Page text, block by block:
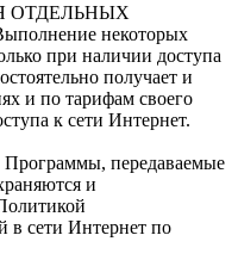
ОТДЕЛЬНЫХ
некоторых
при наличии доступа
получает и
и по тарифам своего
к сети Интернет.
Программы, передаваемые
и
в сети Интернет по